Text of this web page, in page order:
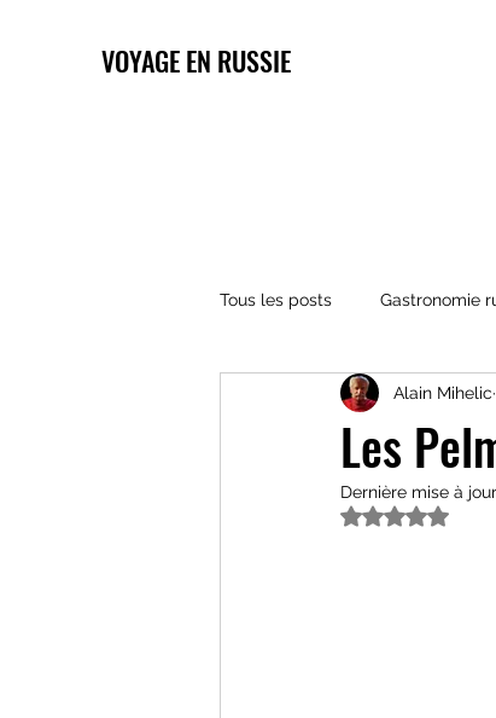
VOYAGE EN RUSSIE
Tous les posts Gastronomie
Architecture russe
Les
Alain Mihelic
Dernière mise à
Noté NaN